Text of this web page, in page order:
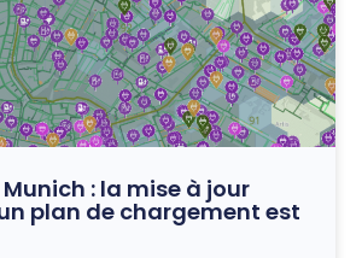
: la mise à jour
plan de chargement est